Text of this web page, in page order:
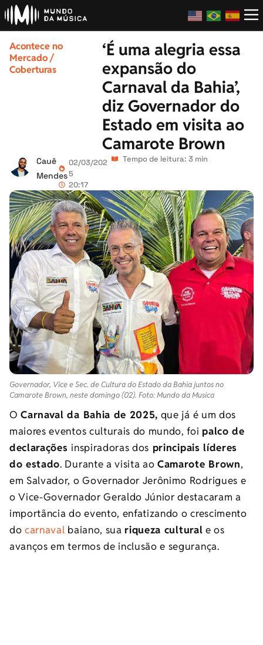
Acontece no
Mercado/
Coberturas
‘É uma alegria essa
expansão do
Carnaval da Bahia’,
diz Governador do
Estado em visita ao
Camarote Brown
Cauê
Mendes
02/03/202
5
20:17
Tempo de leitura: 3 min
Governador, Vice e Sec. de Cultura do Estado da Bahia juntos no
Camarote Brown, neste domingo (02). Foto: Mundo da Musica
OCarnaval da Bahia de 2025, que já é um dos
maiores eventos culturais do mundo, foi palco de
declarações inspiradoras dos principais líderes
do estado. Durante a visita aoCamarote Brown,
em Salvador, o Governador Jerônimo Rodrigues e
o Vice-Governador Geraldo Júnior destacaram a
importância do evento, enfatizando o crescimento
docarnaval baiano, sua riqueza cultural e os
avanços em termos de inclusão e segurança.